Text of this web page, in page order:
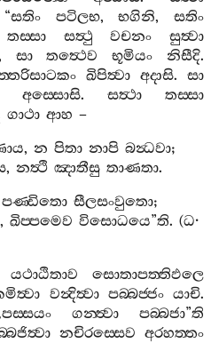
සතිං පටිලභ,භගිනි,සතිං
තස‍්සා සත්‍ථු වචනං
සුත්‍වා
සා තත්‍ථෙව භූමියං නිසීදි.
ඛිපිත්‍වා අදාසි.සා
අස‍්සොසි.සත්‍ථා
තස‍්සා
ගාථා ආහ –
,න පිතා නාපි බන්‍ධවා;
,නත්‍ථි ඤාතීසු තාණතා.
පණ‍්ඩිතො සීලසංවුතො;
,ඛිප‍්පමෙව විසොධයෙ”ති. (ධ·
යථාඨිතාව
සොතාපත‍්තිඵලෙ
වන්‍දිත්‍වා පබ‍්බජ‍්ජං යාචි.
ගන‍්ත්‍වා පබ‍්බජා”ති
නචිරස‍්සෙව අරහත‍්තං